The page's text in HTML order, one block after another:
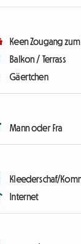
Keen Zougang
Balkon / Terrass
Gäertchen
Mann oder Fra
Kleederschaf/
Internet